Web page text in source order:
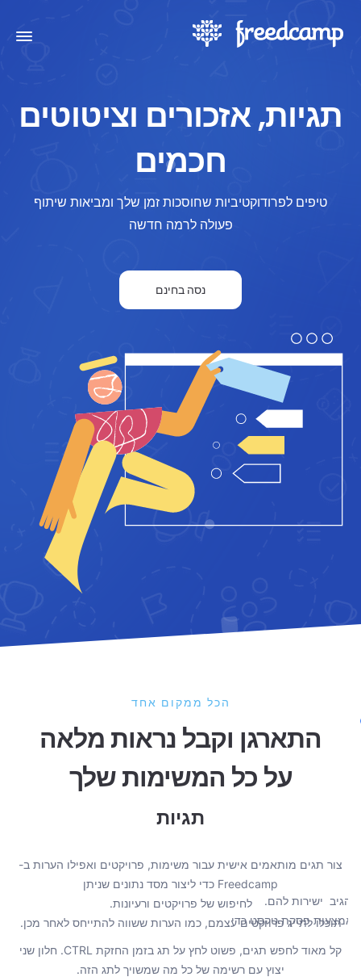
תגיות, אזכורים וציטוטים
חכמים
טיפים לפרודוקטיביות שחוסכות זמן שלך ומביאות שיתוף
פעולה לרמה חדשה
נסה בחינם
הכל ממקום אחד
התארגן וקבל נראות מלאה
על כל המשימות שלך
ישירות להם.
באמצעות פסקת טקסט כדי
תגיות
צור תגים מותאמים אישית עבור משימות, פרויקטים ואפילו הערות ב-
Freedcamp כדי ליצור מסד נתונים שניתן
לחיפוש של פרויקטים ורעיונות.
תוכלו לתייג פרויקטים עצמם, כמו הערות ששווה להתייחס לאחר מכן.
קל מאוד לחפש תגים, פשוט לחץ על תג בזמן החזקת CTRL. חלון שני
יצוץ עם רשימה של כל מה שמשויך לתג הזה.